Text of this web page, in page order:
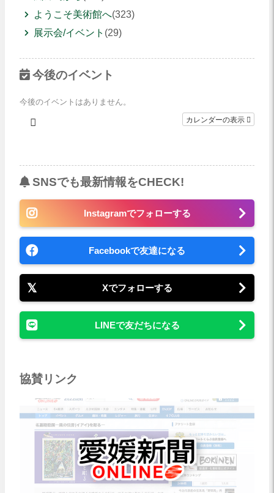
ようこそ美術館へ(323)
展示会/イベント (29)
今後のイベント
今後のイベントはありません。
カレンダーの表示
SNSでも最新情報をCHECK!
Instagramでフォローする
Facebookで友達になる
Xでフォローする
LINEで友だちになる
協賛リンク